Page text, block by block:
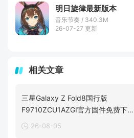
明日旋律最新版本
音乐节奏 / 340.3M
26-07-27 更新
相关文章
三星Galaxy Z Fold8国行版
F9710ZCU1AZGI官方固件免费下载
分享26-08-05